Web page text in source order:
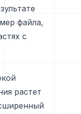
файла,
с
растет